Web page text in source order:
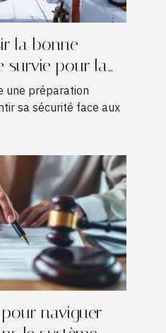
la bonne
survie pour la
une préparation
sa sécurité face aux
naviguer